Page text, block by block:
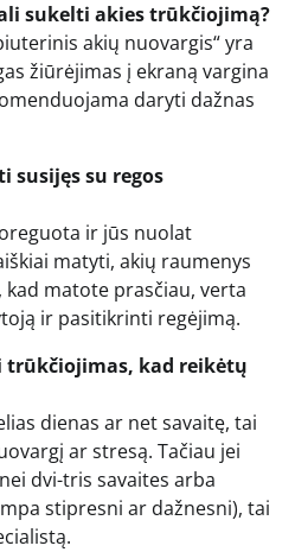
sukelti akies trūkčiojimą?
akių nuovargis“ yra
žiūrėjimas į ekraną vargina
daryti dažnas
susijęs su regos
ir jūs nuolat
matyti, akių raumenys
kad matote prasčiau, verta
ir pasitikrinti regėjimą.
kad reikėtų
dienas ar net savaitę, tai
ar stresą. Tačiau jei
dvi-tris savaites arba
stipresni ar dažnesni), tai